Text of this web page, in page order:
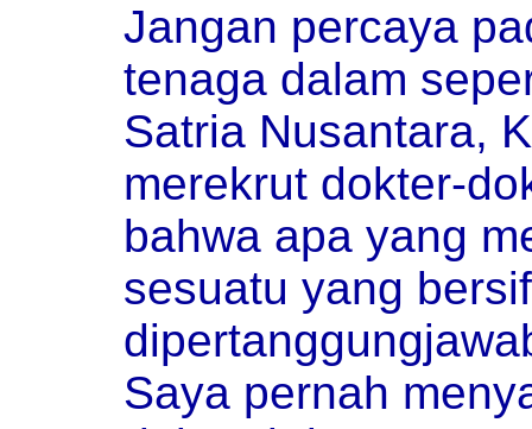
Jangan percaya
tenaga dalam
Satria Nusantara,
merekrut dokter-
bahwa apa yang
sesuatu yang
Saya pernah